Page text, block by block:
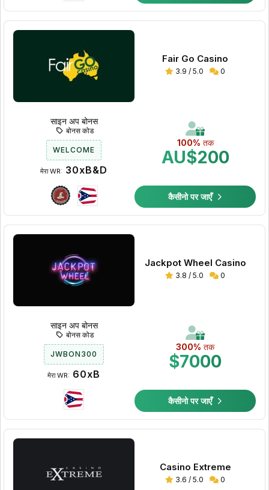
Fair Go Casino
3.9 / 5.0 0
100% तक
AU$200
साइन अप बोनस
बोनस कोड
WELCOME
मेरा WR: 30xB&D
कैसीनो पर जाएँ
Jackpot Wheel Casino
3.8 / 5.0 0
300% तक
$7000
साइन अप बोनस
बोनस कोड
JWBON300
मेरा WR: 60xB
कैसीनो पर जाएँ
Casino Extreme
3.6 / 5.0 0